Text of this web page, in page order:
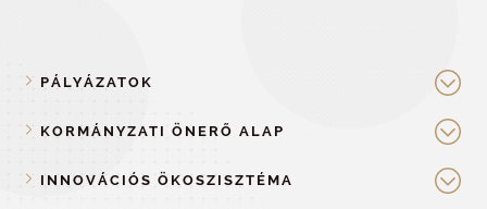
PÁLYÁZATOK
KORMÁNYZATI ÖNERŐ ALAP
INNOVÁCIÓS ÖKOSZISZTÉMA